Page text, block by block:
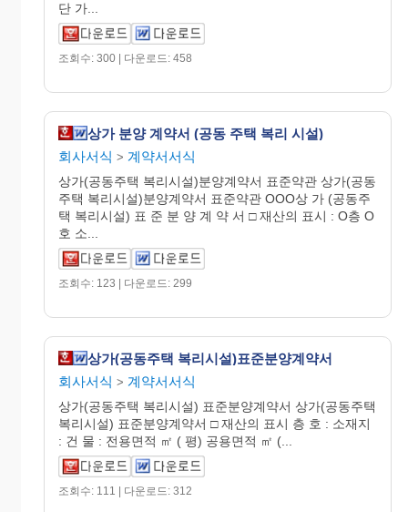
단 가...
조회수: 300 | 다운로드: 458
상가 분양 계약서 (공동 주택 복리 시설)
회사서식 > 계약서서식
상가(공동주택 복리시설)분양계약서 표준약관 상가(공동
주택 복리시설)분양계약서 표준약관 OOO상 가 (공동주
택 복리시설) 표 준 분 양 계 약 서 □ 재산의 표시 : O층 O
호 소...
조회수: 123 | 다운로드: 299
상가(공동주택 복리시설)표준분양계약서
회사서식 > 계약서서식
상가(공동주택 복리시설) 표준분양계약서 상가(공동주택
복리시설) 표준분양계약서 □ 재산의 표시 층 호 : 소재지
: 건 물 : 전용면적 ㎡ ( 평) 공용면적 ㎡ (...
조회수: 111 | 다운로드: 312